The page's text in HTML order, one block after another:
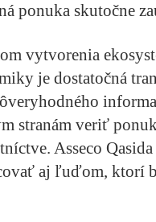
ponuka skutočne
vytvorenia
je dostatočná
stranám veriť
Asseco
aj ľuďom, ktorí